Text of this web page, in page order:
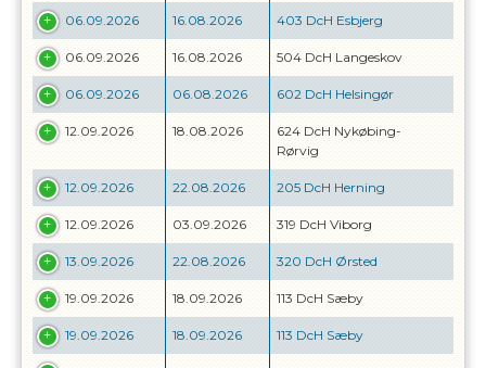
06.09.2026 16.08.2026 403 DcH Esbjerg
06.09.2026 16.08.2026 504 DcH Langeskov
06.09.2026 06.08.2026 602 DcH Helsingør
12.09.2026 18.08.2026
624 DcH Nykøbing-
Rørvig
12.09.2026 22.08.2026 205 DcH Herning
12.09.2026 03.09.2026 319 DcH Viborg
13.09.2026 22.08.2026 320 DcH Ørsted
19.09.2026 18.09.2026 113 DcH Sæby
19.09.2026 18.09.2026 113 DcH Sæby